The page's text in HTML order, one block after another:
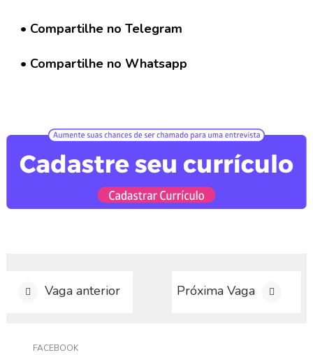
V
g
n
t
a
• Compartilhe no Telegram
• Compartilhe no Whatsapp
Vaga anterior Próxima Vaga
FACEBOOK